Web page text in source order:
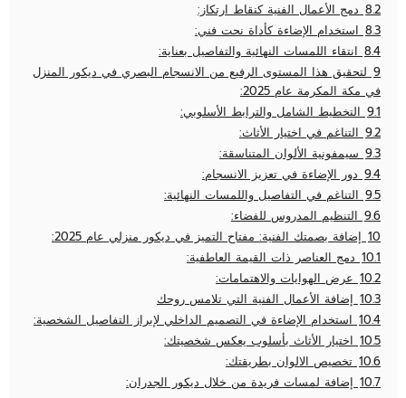
8.2 دمج الأعمال الفنية كنقاط ارتكاز:
8.3 استخدام الإضاءة كأداة نحت فني:
8.4 انتقاء اللمسات النهائية والتفاصيل بعناية:
9 لتحقيق هذا المستوى الرفيع من الانسجام البصري في ديكور المنزل
في مكة المكرمة عام 2025:
9.1 التخطيط الشامل والترابط الأسلوبي:
9.2 التناغم في اختيار الأثاث:
9.3 سيمفونية الألوان المتناسقة:
9.4 دور الإضاءة في تعزيز الانسجام:
9.5 التناغم في التفاصيل واللمسات النهائية:
9.6 التنظيم المدروس للفضاء:
10 إضافة بصمتك الفنية: مفتاح التميز في ديكور منزلي عام 2025:
10.1 دمج العناصر ذات القيمة العاطفية:
10.2 عرض الهوايات والاهتمامات:
10.3 إضافة الأعمال الفنية التي تلامس روحك
10.4 استخدام الإضاءة في التصميم الداخلي لإبراز التفاصيل الشخصية:
10.5 اختيار الأثاث بأسلوب يعكس شخصيتك:
10.6 تخصيص الالوان بطريقتك:
10.7 إضافة لمسات فريدة من خلال ديكور الجدران: